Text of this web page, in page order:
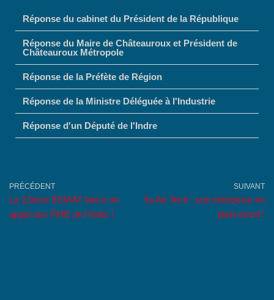
Réponse du cabinet du Président de la République
Réponse du Maire de Châteauroux et Président de
Châteauroux Métropole
Réponse de la Préfète de Région
Réponse de la Ministre Déléguée à l'Industrie
Réponse d'un Député de l'Indre
PRÉCÉDENT
La 12ème BSMAT lance un
appel aux PME de l’Indre !
SUIVANT
So Air Tech : une entreprise en
plein envol !